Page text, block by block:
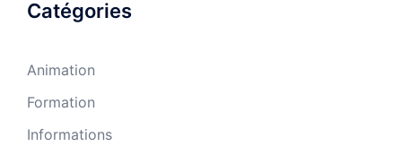
Catégories
Animation
Formation
Informations